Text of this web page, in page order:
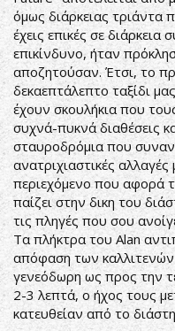
όμως διάρκειας τριάντα
έχεις επικές σε
επικίνδυνο, ήταν
αποζητούσαν. Έτσι, το
δεκαεπτάλεπτο ταξίδι
έχουν σκουλήκια που
συχνά-πυκνά διαθέσεις
σταυροδρόμια που
ανατριχιαστικές αλλαγές
περιεχόμενο που αφορά
παίζει στην δικη του
τις πληγές που σου
Τα πλήκτρα του Alan
απόφαση των καλλιτενών
γενεόδωρη ως προς την
2-3 λεπτά, ο ήχος τους
κατευθείαν από το